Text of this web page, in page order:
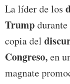
La líder de los
Trumpdurante
copia del
Congreso,en
magnate